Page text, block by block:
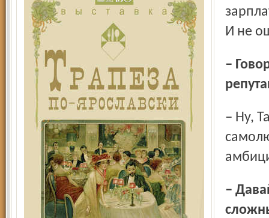
И не
– Говорят, вы не смирились с, мягко говоря, неважной
– Ну, Татьяна Владимировна, какой же руководитель без
– Давайте вспомним ещё один момент. У вас были